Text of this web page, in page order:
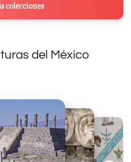
colecciones
del México